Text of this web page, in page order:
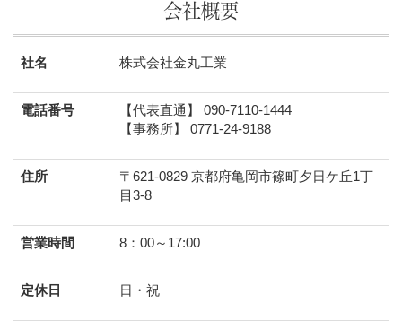
会社概要
社名 株式会社金丸工業
電話番号
【代表直通】 090-7110-1444
【事務所】 0771-24-9188
住所
〒621-0829 京都府亀岡市篠町夕日ケ丘1丁
目3-8
営業時間 8：00～17:00
定休日 日・祝